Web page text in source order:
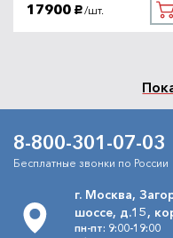
17900 руб. /шт.
8-800-301-07-03
Бесплатные звонки по России
г. Москва,
шоссе, д.15,
пн-пт: 9:00-19:00